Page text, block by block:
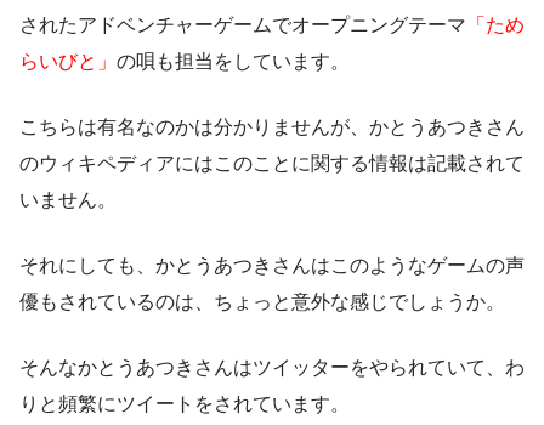
されたアドベンチャーゲームでオープニングテーマ 「ため
らいびと」 の唄も担当をしています。
こちらは有名なのかは分かりませんが、かとうあつきさん
のウィキペディアにはこのことに関する情報は記載されて
いません。
それにしても、かとうあつきさんはこのようなゲームの声
優もされているのは、ちょっと意外な感じでしょうか。
そんなかとうあつきさんはツイッターをやられていて、わ
りと頻繁にツイートをされています。